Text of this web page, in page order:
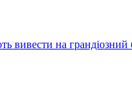
вивести на грандіозний